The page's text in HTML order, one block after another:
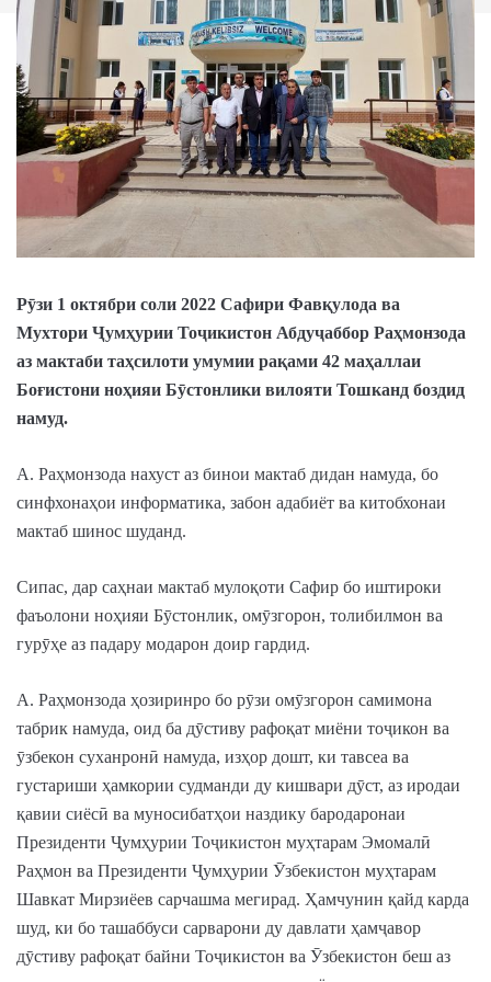
Рӯзи 1 октябри соли 2022 Сафири Фавқулода ва
Мухтори Ҷумҳурии Тоҷикистон Абдуҷаббор Раҳмонзода
аз мактаби таҳсилоти умумии рақами 42 маҳаллаи
Боғистони ноҳияи Бӯстонлики вилояти Тошканд боздид
намуд.
А. Раҳмонзода нахуст аз бинои мактаб дидан намуда, бо
синфхонаҳои информатика, забон адабиёт ва китобхонаи
мактаб шинос шуданд.
Сипас, дар саҳнаи мактаб мулоқоти Сафир бо иштироки
фаъолони ноҳияи Бӯстонлик, омӯзгорон, толибилмон ва
гурӯҳе аз падару модарон доир гардид.
А. Раҳмонзода ҳозиринро бо рӯзи омӯзгорон самимона
табрик намуда, оид ба дӯстиву рафоқат миёни тоҷикон ва
ӯзбекон суханронӣ намуда, изҳор дошт, ки тавсеа ва
густариши ҳамкории судманди ду кишвари дӯст, аз иродаи
қавии сиёсӣ ва муносибатҳои наздику бародаронаи
Президенти Ҷумҳурии Тоҷикистон муҳтарам Эмомалӣ
Раҳмон ва Президенти Ҷумҳурии Ӯзбекистон муҳтарам
Шавкат Мирзиёев сарчашма мегирад. Ҳамчунин қайд карда
шуд, ки бо ташаббуси сарварони ду давлати ҳамҷавор
дӯстиву рафоқат байни Тоҷикистон ва Ӯзбекистон беш аз